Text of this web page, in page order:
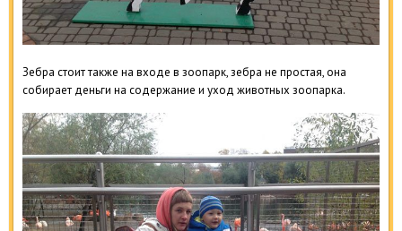
Зебра стоит также на входе в зоопарк, зебра не простая, она
собирает деньги на содержание и уход животных зоопарка.